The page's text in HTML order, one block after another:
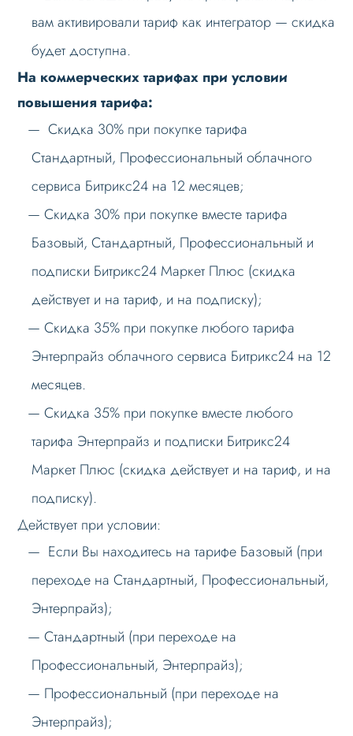
вам активировали тариф как интегратор — скидка
будет доступна.
На коммерческих тарифах при условии
повышения тарифа:
Скидка 30% при покупке тарифа
Стандартный, Профессиональный облачного
сервиса Битрикс24 на 12 месяцев;
Скидка 30% при покупке вместе тарифа
Базовый, Стандартный, Профессиональный и
подписки Битрикс24 Маркет Плюс (скидка
действует и на тариф, и на подписку);
Скидка 35% при покупке любого тарифа
Энтерпрайз облачного сервиса Битрикс24 на 12
месяцев.
Скидка 35% при покупке вместе любого
тарифа Энтерпрайз и подписки Битрикс24
Маркет Плюс (скидка действует и на тариф, и на
подписку).
Действует при условии:
Если Вы находитесь на тарифе Базовый (при
переходе на Стандартный, Профессиональный,
Энтерпрайз);
Стандартный (при переходе на
Профессиональный, Энтерпрайз);
Профессиональный (при переходе на
Энтерпрайз);